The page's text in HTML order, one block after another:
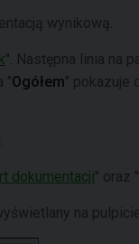
wynikową.
". Następna linia na
"Ogółem" pokazuje
dokumentacji" oraz "
na